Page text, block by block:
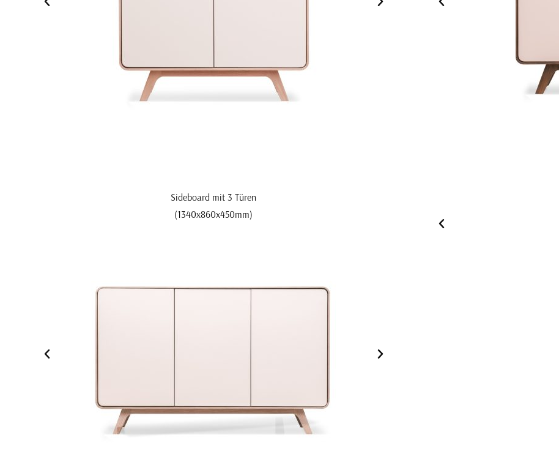
Sideboard mit 3 Türen
(1340x860x450mm)